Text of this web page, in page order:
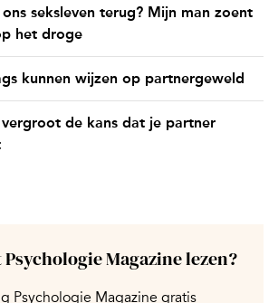
seksleven terug? Mijn man zoent
het droge
kunnen wijzen op partnergeweld
vergroot de kans dat je partner
Magazine lezen?
Psychologie Magazine gratis